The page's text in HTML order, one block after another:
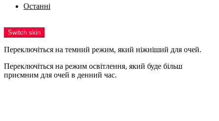
Останні
Switch skin
Переключіться на темний режим, який ніжніший для очей.
Переключіться на режим освітлення, який буде більш
приємним для очей в денний час.